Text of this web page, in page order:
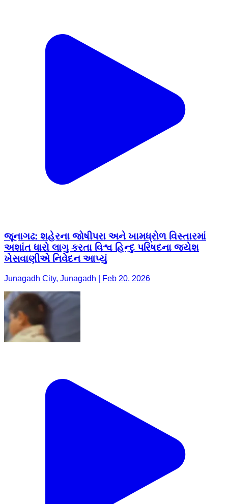
જૂનાગઢ: શહેરના જોષીપરા અને ખામધ્રોળ વિસ્તારમાં
અશાંત ધારો લાગુ કરતા વિશ્વ હિન્દુ પરિષદના જયેશ
ખેસવાણીએ નિવેદન આપ્યું
Junagadh City, Junagadh | Feb 20, 2026